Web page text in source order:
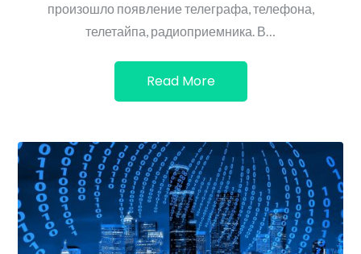
произошло появление телеграфа, телефона,
телетайпа, радиоприемника. В…
Read More